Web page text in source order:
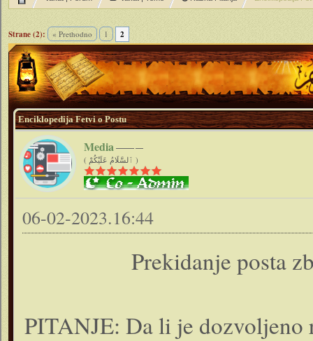
Strane (2): « Prethodno 1 2
Enciklopedija Fetvi o Postu
Media
( ٱلسَّلَامُ عَلَيْكُمْ )
06-02-2023.16:44
Prekidanje posta
PITANJE: Da li je